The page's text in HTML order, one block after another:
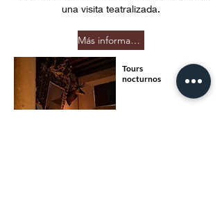
una visita teatralizada.
Más información
Tours
nocturnos